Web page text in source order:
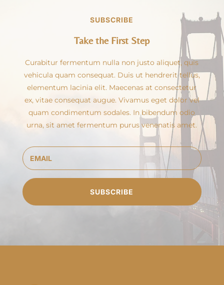
SUBSCRIBE
Take the First Step
Curabitur fermentum nulla non justo aliquet, quis
vehicula quam consequat. Duis ut hendrerit tellus,
elementum lacinia elit. Maecenas at consectetur
ex, vitae consequat augue. Vivamus eget dolor vel
quam condimentum sodales. In bibendum odio
urna, sit amet fermentum purus venenatis amet.
SUBSCRIBE